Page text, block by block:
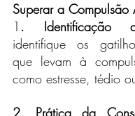
Superar a Compulsão
1 . Identificação
identifique os
que levam à
como estresse, tédio